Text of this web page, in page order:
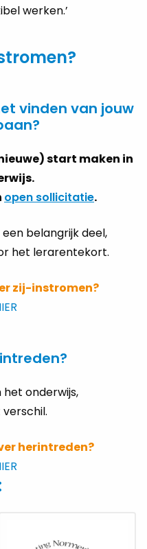
werken.’
vinden van jouw
start maken in
open sollicitatie.
be­lang­rijk deel,
het lerarentekort.
zij-instromen?
onderwijs,
herintreden?